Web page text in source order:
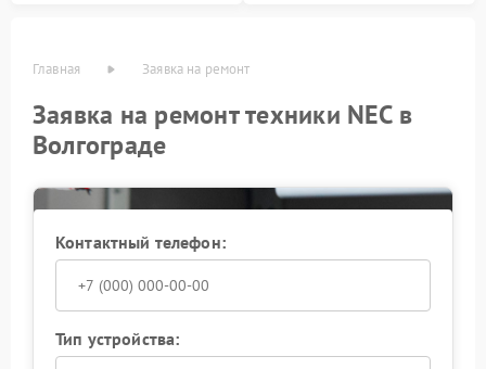
Главная Заявка на ремонт
Заявка на ремонт техники NEC в
Волгограде
Контактный телефон:
Тип устройства: